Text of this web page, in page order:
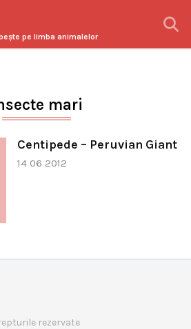
pe limba animalelor
mari
Centipede – Peruvian Giant
14 06 2012
rezervate